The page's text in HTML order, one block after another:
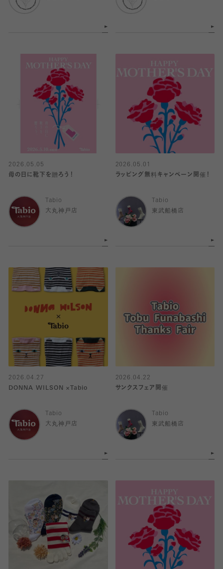
2026.05.05
母の日に靴下を贈ろう！
Tabio
大丸神戸店
2026.05.01
ラッピング無料キャンペーン開催！
Tabio
東武船橋店
2026.04.27
DONNA WILSON ×Tabio
Tabio
大丸神戸店
2026.04.22
サンクスフェア開催
Tabio
東武船橋店